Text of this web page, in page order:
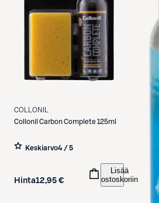
COLLONIL
Collonil Carbon Complete 125ml
Keskiarvo4 / 5
Hinta12,95 €
Lisää
ostoskoriin